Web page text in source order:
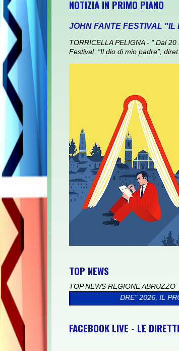
NOTIZIA IN PRIMO PIANO
JOHN FANTE FESTIVAL "IL
TORRICELLA PELIGNA - " Dal
Festival “Il dio di mio padre”,
TOP NEWS
TOP NEWS REGIONE ABRUZZO
MIO PADRE" 2026, IL PROGRAMMA >>
FACEBOOK LIVE - LE